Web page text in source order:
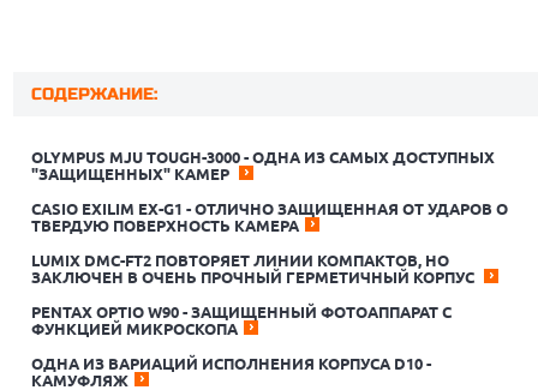
СОДЕРЖАНИЕ:
OLYMPUS MJU TOUGH-3000 - ОДНА ИЗ САМЫХ ДОСТУПНЫХ
"ЗАЩИЩЕННЫХ" КАМЕР
CASIO EXILIM EX-G1 - ОТЛИЧНО ЗАЩИЩЕННАЯ ОТ УДАРОВ О
ТВЕРДУЮ ПОВЕРХНОСТЬ КАМЕРА
LUMIX DMC-FT2 ПОВТОРЯЕТ ЛИНИИ КОМПАКТОВ, НО
ЗАКЛЮЧЕН В ОЧЕНЬ ПРОЧНЫЙ ГЕРМЕТИЧНЫЙ КОРПУС
PENTAX OPTIO W90 - ЗАЩИЩЕННЫЙ ФОТОАППАРАТ С
ФУНКЦИЕЙ МИКРОСКОПА
ОДНА ИЗ ВАРИАЦИЙ ИСПОЛНЕНИЯ КОРПУСА D10 -
КАМУФЛЯЖ